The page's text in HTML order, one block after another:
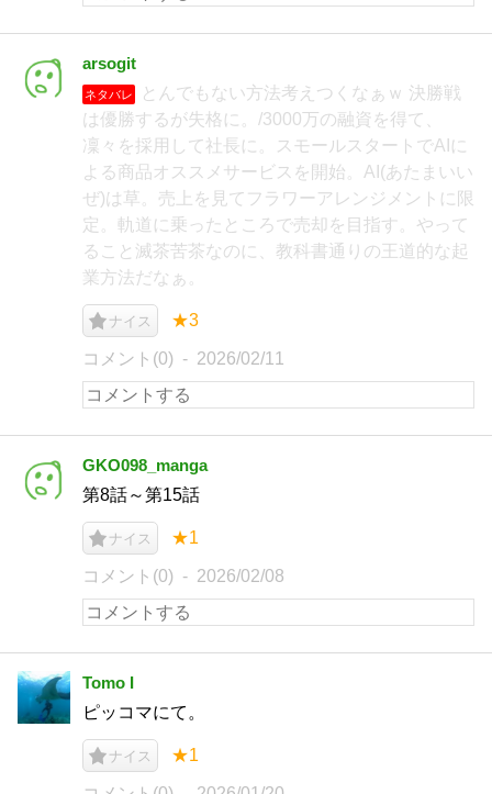
arsogit
ネタバレ
とんでもない方法考えつくなぁｗ 決勝戦
は優勝するが失格に。/3000万の融資を得て、
凜々を採用して社長に。スモールスタートでAIに
よる商品オススメサービスを開始。AI(あたまいい
ぜ)は草。売上を見てフラワーアレンジメントに限
定。軌道に乗ったところで売却を目指す。やって
ること滅茶苦茶なのに、教科書通りの王道的な起
業方法だなぁ。
ナイス ★3
コメント(0) 2026/02/11
GKO098_manga
第8話～第15話
ナイス ★1
コメント(0) 2026/02/08
Tomo I
ピッコマにて。
ナイス ★1